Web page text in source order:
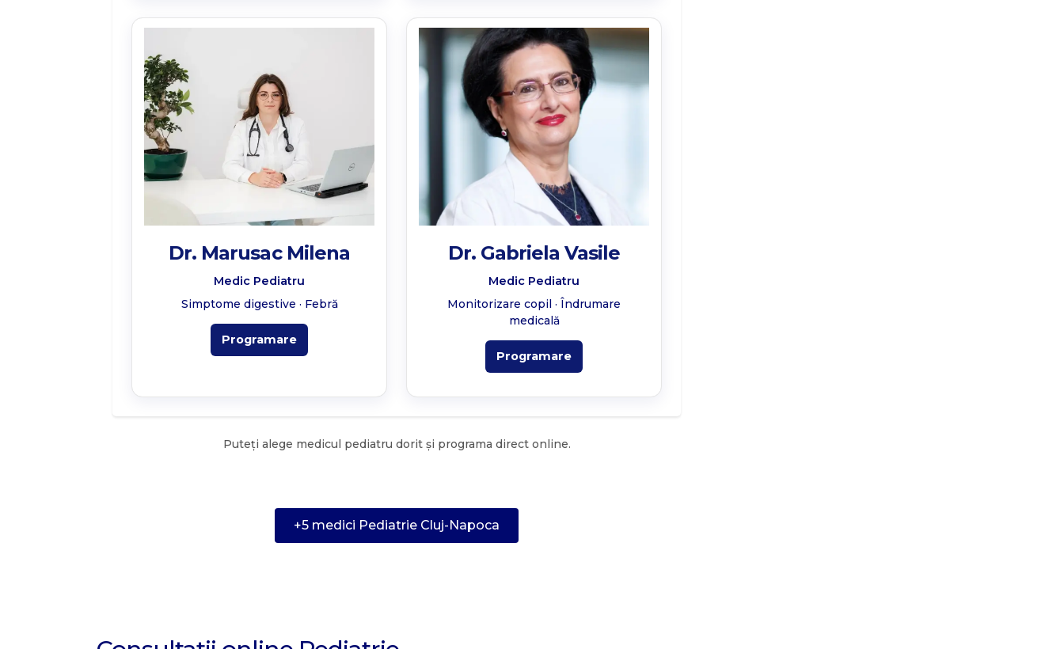
Dr. Marusac Milena
Medic Pediatru
Simptome digestive · Febră
Programare
Dr. Gabriela Vasile
Medic Pediatru
Monitorizare copil · Îndrumare
medicală
Programare
Puteți alege medicul pediatru dorit și programa direct online.
+5 medici Pediatrie Cluj-Napoca